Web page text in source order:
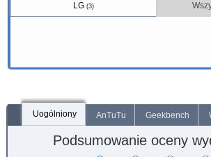
LG(3)
Uogólniony AnTuTu Geekbench
Podsumowanie oceny